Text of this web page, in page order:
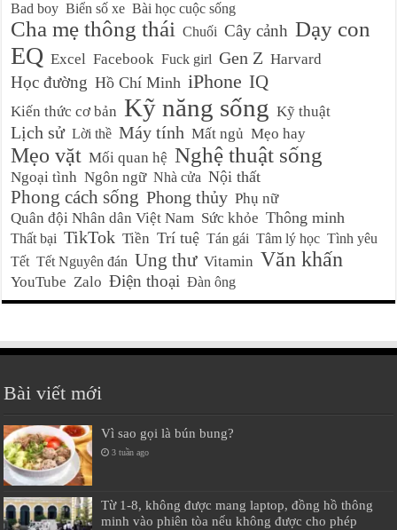
Bad boy Biển số xe Bài học cuộc sống
Cha mẹ thông thái Chuối Cây cảnh Dạy con
EQ Excel Facebook Fuck girl Gen Z Harvard
Học đường Hồ Chí Minh iPhone IQ
Kiến thức cơ bản Kỹ năng sống Kỹ thuật
Lịch sử Lời thề Máy tính Mất ngủ Mẹo hay
Mẹo vặt Mối quan hệ Nghệ thuật sống
Ngoại tình Ngôn ngữ Nhà cửa Nội thất
Phong cách sống Phong thủy Phụ nữ
Quân đội Nhân dân Việt Nam Sức khỏe Thông minh
Thất bại TikTok Tiền Trí tuệ Tán gái Tâm lý học Tình yêu
Tết Tết Nguyên đán Ung thư Vitamin Văn khấn
YouTube Zalo Điện thoại Đàn ông
Bài viết mới
Vì sao gọi là bún bung?
3 tuần ago
Từ 1-8, không được mang laptop, đồng hồ thông
minh vào phiên tòa nếu không được cho phép